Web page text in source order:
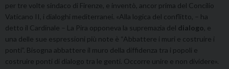
per tre volte sindaco di Firenze, e inventò, ancor prima del Concilio
Vaticano II, i dialoghi mediterranei. «Alla logica del conflitto, – ha
detto il Cardinale – La Pira opponeva la supremazia del dialogo , e
una delle sue espressioni più note è “Abbattere i muri e costruire i
ponti”. Bisogna abbattere il muro della diffidenza tra i popoli e
costruire ponti di dialogo tra le genti. Occorre unire e non dividere».